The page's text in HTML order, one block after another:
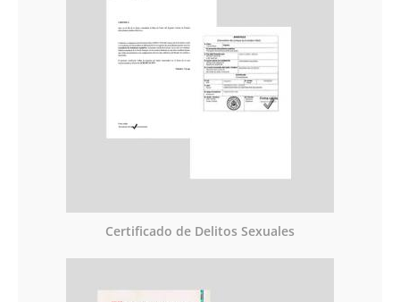
Certificado de Delitos Sexuales